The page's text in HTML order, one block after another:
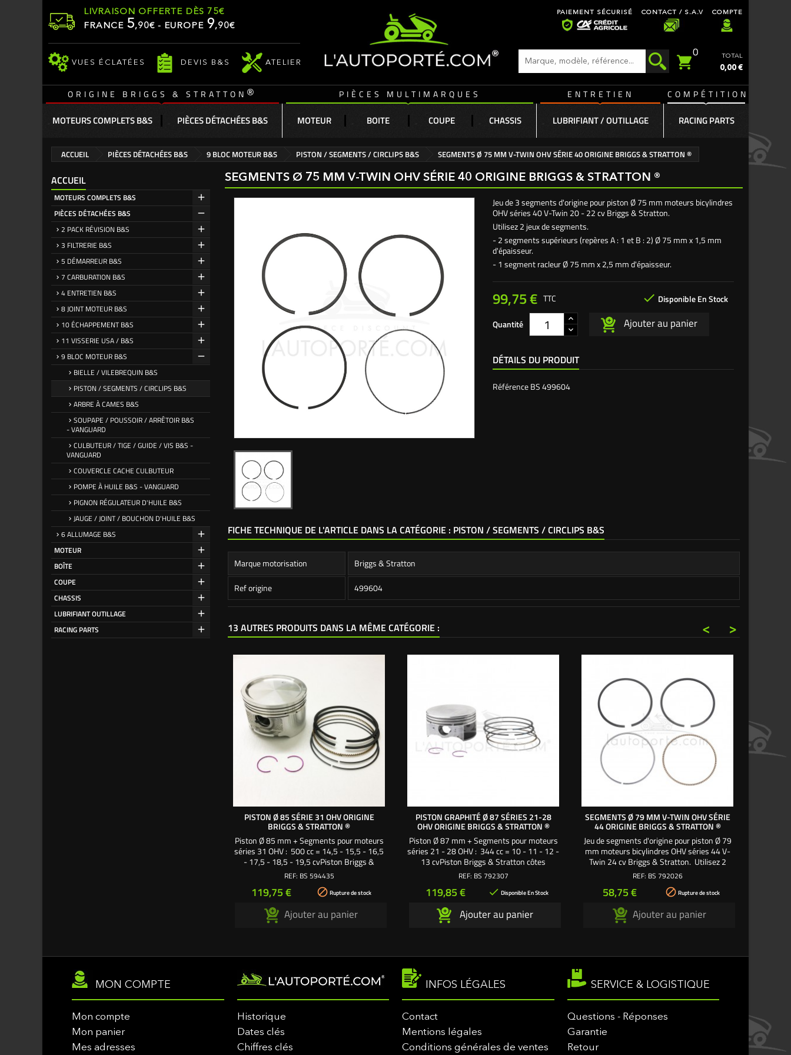
LIVRAISON OFFERTE DÈS 75€
FRANCE 5,90€ - EUROPE 9,90€
VUES ÉCLATÉES DEVIS B&S ATELIER
PAIEMENT SÉCURISÉ CONTACT / S.A.V COMPTE
0 TOTAL
0,00 €
ORIGINE BRIGGS & STRATTON ® PIÈCES MULTIMARQUES ENTRETIEN COMPÉTITION
MOTEURS COMPLETS B&S PIÈCES DÉTACHÉES B&S MOTEUR BOITE COUPE CHASSIS LUBRIFIANT / OUTILLAGE RACING PARTS
ACCUEIL PIÈCES DÉTACHÉES B&S 9 BLOC MOTEUR B&S PISTON / SEGMENTS / CIRCLIPS B&S SEGMENTS Ø 75 MM V-TWIN OHV SÉRIE 40 ORIGINE BRIGGS & STRATTON ®
ACCUEIL
MOTEURS COMPLETS B&S
PIÈCES DÉTACHÉES B&S
2 PACK RÉVISION B&S
3 FILTRERIE B&S
5 DÉMARREUR B&S
7 CARBURATION B&S
4 ENTRETIEN B&S
8 JOINT MOTEUR B&S
10 ÉCHAPPEMENT B&S
11 VISSERIE USA / B&S
9 BLOC MOTEUR B&S
BIELLE / VILEBREQUIN B&S
PISTON / SEGMENTS / CIRCLIPS B&S
ARBRE À CAMES B&S
SOUPAPE / POUSSOIR / ARRÊTOIR B&S
- VANGUARD
CULBUTEUR / TIGE / GUIDE / VIS B&S -
VANGUARD
COUVERCLE CACHE CULBUTEUR
POMPE À HUILE B&S - VANGUARD
PIGNON RÉGULATEUR D'HUILE B&S
JAUGE / JOINT / BOUCHON D'HUILE B&S
6 ALLUMAGE B&S
MOTEUR
BOÎTE
COUPE
CHASSIS
LUBRIFIANT OUTILLAGE
RACING PARTS
SEGMENTS Ø 75 MM V-TWIN OHV SÉRIE 40 ORIGINE BRIGGS & STRATTON ®
Jeu de 3 segments d'origine pour piston Ø 75 mm moteurs bicylindres
OHV séries 40 V-Twin 20 - 22 cv Briggs & Stratton.
Utilisez 2 jeux de segments.
- 2 segments supérieurs (repères A : 1 et B : 2) Ø 75 mm x 1,5 mm
d'épaisseur.
- 1 segment racleur Ø 75 mm x 2,5 mm d'épaisseur.
99,75 €  Disponible En Stock
TTC
Quantité Ajouter au panier
DÉTAILS DU PRODUIT
RéférenceBS 499604
FICHE TECHNIQUE DE L'ARTICLE DANS LA CATÉGORIE : PISTON / SEGMENTS / CIRCLIPS B&S
Marque motorisation
Briggs & Stratton
Ref origine
499604
13 AUTRES PRODUITS DANS LA MÊME CATÉGORIE : >
<
PISTON Ø 85 SÉRIE 31 OHV ORIGINE
BRIGGS & STRATTON ®
Piston Ø 85 mm + Segments pour moteurs
séries 31 OHV : 500 cc = 14,5 - 15,5 - 16,5
- 17,5 - 18,5 - 19,5 cvPiston Briggs &
Stratton côtes standard référence 594435
Hauteur = 56 mm
REF: BS 594435
Prix
119,75 €  Rupture de stock
Ajouter au panier
PISTON GRAPHITÉ Ø 87 SÉRIES 21-28
OHV ORIGINE BRIGGS & STRATTON ®
Piston Ø 87 mm + Segments pour moteurs
séries 21 - 28 OHV : 344 cc = 10 - 11 - 12 -
13 cvPiston Briggs & Stratton côtes
standard référence 792307 pour cylindre
mm
REF: BS 792307
Prix
119,85 €  Disponible En Stock
Ajouter au panier
SEGMENTS Ø 79 MM V-TWIN OHV SÉRIE
44 ORIGINE BRIGGS & STRATTON ®
Jeu de segments d'origine pour piston Ø 79
mm moteurs bicylindres OHV séries 44 V-
Twin 24 cv Briggs & Stratton. Utilisez 2
jeux de segments. - 2 segments supérieurs
d'épaisseur. - 1 segment racleur (en 3
REF: BS 792026
Prix
58,75 €  Rupture de stock
Ajouter au panier
MON COMPTE
Mon compte
Mon panier
Mes adresses
Historique
Dates clés
Chiffres clés
INFOS LÉGALES
Contact
Mentions légales
Conditions générales de ventes
SERVICE & LOGISTIQUE
Questions - Réponses
Garantie
Retour